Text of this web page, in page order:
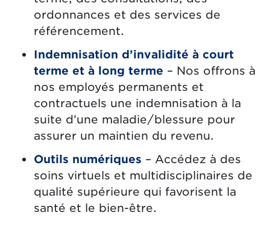
ordonnances et des services de
référencement.
Indemnisation d’invalidité à court
terme et à long terme – Nos offrons à
nos employés permanents et
contractuels une indemnisation à la
suite d’une maladie/blessure pour
assurer un maintien du revenu.
Outils numériques – Accédez à des
soins virtuels et multidisciplinaires de
qualité supérieure qui favorisent la
santé et le bien-être.